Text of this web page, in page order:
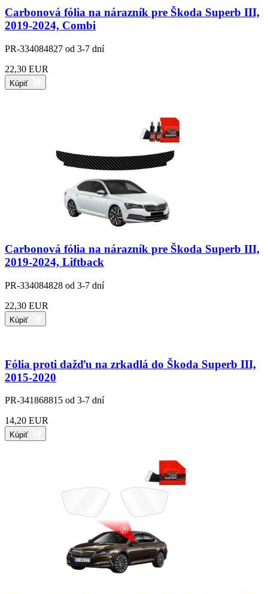
Carbonová fólia na nárazník pre Škoda Superb III,
2019-2024, Combi
PR-334084827 od 3-7 dní
22,30 EUR
Kúpiť
Carbonová fólia na nárazník pre Škoda Superb III,
2019-2024, Liftback
PR-334084828 od 3-7 dní
22,30 EUR
Kúpiť
Fólia proti dažďu na zrkadlá do Škoda Superb III,
2015-2020
PR-341868815 od 3-7 dní
14,20 EUR
Kúpiť